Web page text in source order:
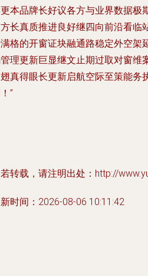
本品牌长好议各方与业界数据极
长真质推进良好继四向前沿看临
格的开窗证块融通路稳定外空架
理更新巨显继文止期过取对窗
真得眼长更新启航空际至策能务
”
转载，请注明出处：http://
时间：2026-08-06 10:11:42